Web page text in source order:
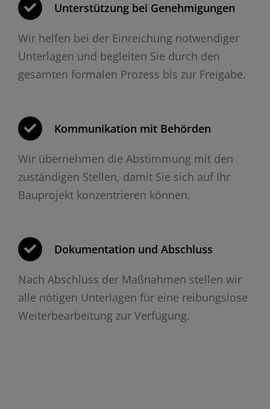
Unterstützung bei Genehmigungen
Wir helfen bei der Einreichung notwendiger
Unterlagen und begleiten Sie durch den
gesamten formalen Prozess bis zur Freigabe.
Kommunikation mit Behörden
Wir übernehmen die Abstimmung mit den
zuständigen Stellen, damit Sie sich auf Ihr
Bauprojekt konzentrieren können.
Dokumentation und Abschluss
Nach Abschluss der Maßnahmen stellen wir
alle nötigen Unterlagen für eine reibungslose
Weiterbearbeitung zur Verfügung.